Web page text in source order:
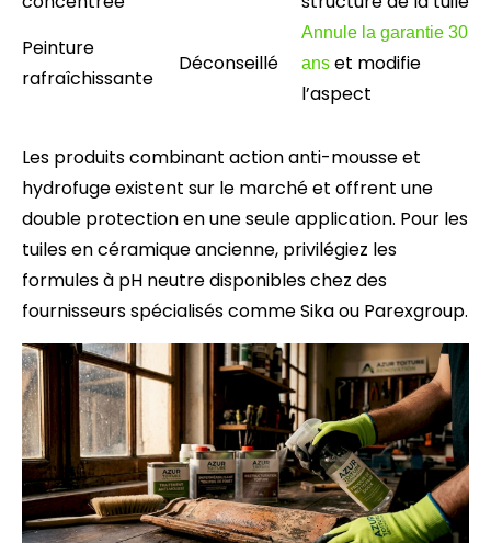
Peinture
rafraîchissante
Déconseillé
Annule la garantie 30
ans et modifie
l’aspect
Les produits combinant action anti-mousse et
hydrofuge existent sur le marché et offrent une
double protection en une seule application. Pour les
tuiles en céramique ancienne, privilégiez les
formules à pH neutre disponibles chez des
fournisseurs spécialisés comme Sika ou Parexgroup.